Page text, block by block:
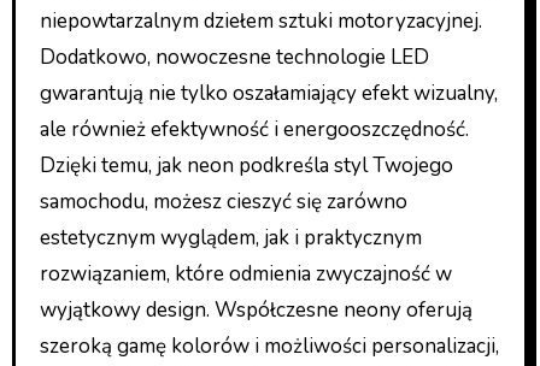
niepowtarzalnym dziełem sztuki motoryzacyjnej.
Dodatkowo, nowoczesne technologie LED
gwarantują nie tylko oszałamiający efekt wizualny,
ale również efektywność i energooszczędność.
Dzięki temu, jak neon podkreśla styl Twojego
samochodu, możesz cieszyć się zarówno
estetycznym wyglądem, jak i praktycznym
rozwiązaniem, które odmienia zwyczajność w
wyjątkowy design. Współczesne neony oferują
szeroką gamę kolorów i możliwości personalizacji,